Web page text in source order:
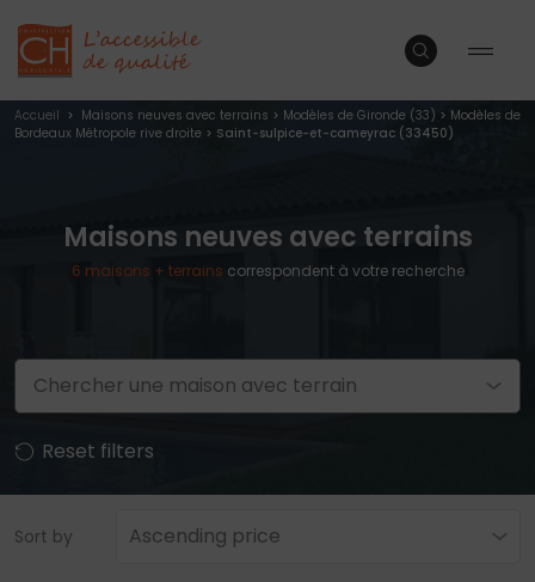
Accueil > Maisons neuves avec terrains > Modèles de Gironde (33) > Modèles de
Bordeaux Métropole rive droite > Saint-sulpice-et-cameyrac (33450)
Maisons neuves avec terrains
6 maisons + terrains correspondent à votre recherche
Chercher une maison avec terrain
Reset filters
Sort by Ascending price